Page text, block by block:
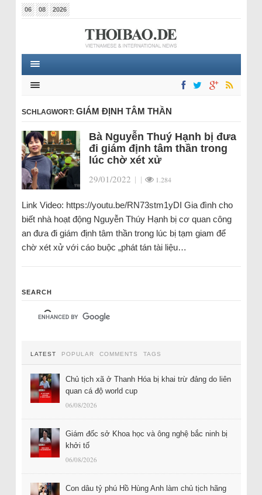
06 08 2026
SCHLAGWORT: GIÁM ĐỊNH TÂM THẦN
Bà Nguyễn Thuý Hạnh bị đưa
đi giám định tâm thần trong
lúc chờ xét xử
29/01/2022 | | 1.284
Link Video: https://youtu.be/RN73stm1yDI Gia đình cho
biết nhà hoạt động Nguyễn Thúy Hạnh bị cơ quan công
an đưa đi giám định tâm thần trong lúc bị tạm giam để
chờ xét xử với cáo buộc „phát tán tài liệu…
SEARCH
LATEST POPULAR COMMENTS TAGS
Chủ tịch xã ở Thanh Hóa bị khai trừ đảng do liên
quan cá độ world cup
06/08/2026
Giám đốc sở Khoa học và ông nghệ bắc ninh bị
khởi tố
06/08/2026
Con dâu tỷ phú Hồ Hùng Anh làm chủ tịch hãng